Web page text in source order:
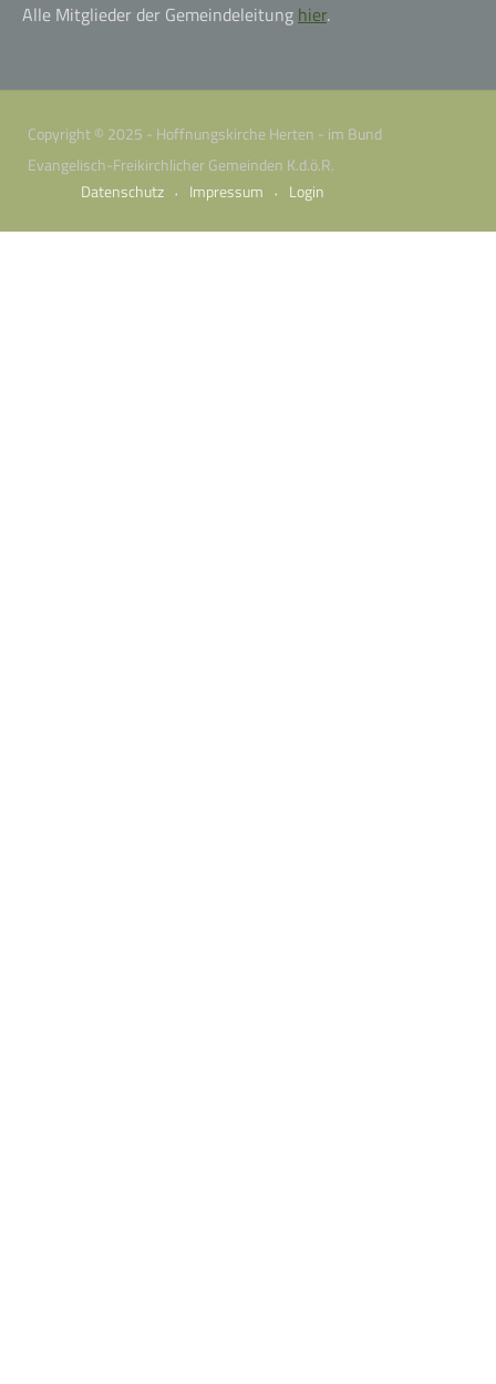
Alle Mitglieder der Gemeindeleitung hier.
Copyright © 2025 - Hoffnungskirche Herten - im Bund
Evangelisch-Freikirchlicher Gemeinden K.d.ö.R.
Datenschutz
Impressum Login